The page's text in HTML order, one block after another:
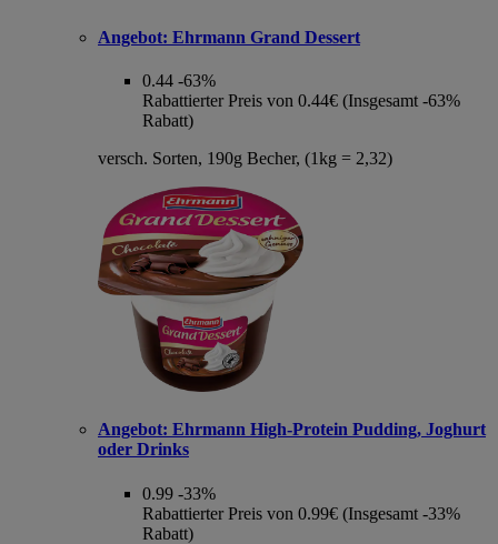
Angebot: Ehrmann Grand Dessert
0.44 -63%
Rabattierter Preis von 0.44€ (Insgesamt -63%
Rabatt)
versch. Sorten, 190g Becher, (1kg = 2,32)
Angebot: Ehrmann High-Protein Pudding, Joghurt
oder Drinks
0.99 -33%
Rabattierter Preis von 0.99€ (Insgesamt -33%
Rabatt)